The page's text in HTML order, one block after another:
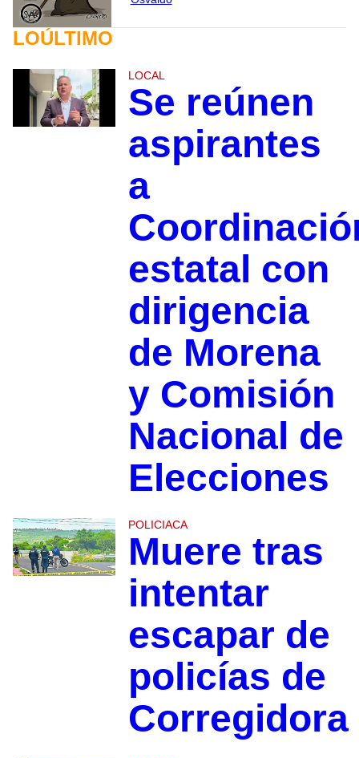
LOÚLTIMO
LOCAL
Se reúnen
aspirantes
a
estatal con
dirigencia
de Morena
y Comisión
Nacional de
Elecciones
POLICIACA
Muere tras
intentar
escapar de
policías de
Corregidora